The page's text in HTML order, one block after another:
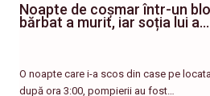
Noapte de coșmar într-un
bărbat a murit, iar soția lui a…
O noapte care i-a scos din case pe
după ora 3:00, pompierii au fost…